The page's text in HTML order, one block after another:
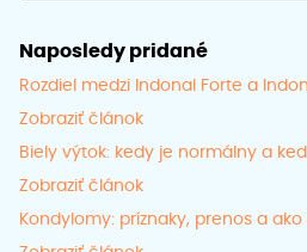
Naposledy pridané
Rozdiel medzi Indonal Forte a
Zobraziť článok
Biely výtok: kedy je normálny a
Zobraziť článok
Kondylomy: príznaky, prenos a